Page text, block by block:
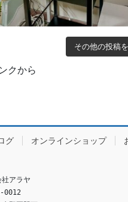
その他の投稿
クから
グ オンラインショップ
アラヤ
0012